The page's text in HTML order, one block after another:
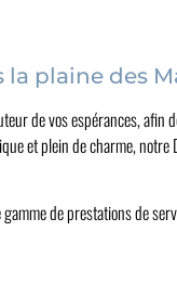
plaine des
de vos espérances, afin
et plein de charme,
de prestations de